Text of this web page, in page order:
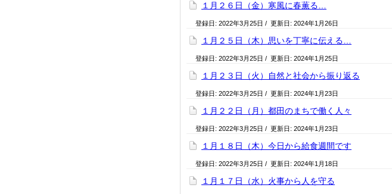
１月２６日（金）寒風に春薫る…
登録日: 2022年3月25日 / 更新日: 2024年1月26日
１月２５日（木）思いを丁寧に伝える…
登録日: 2022年3月25日 / 更新日: 2024年1月25日
１月２３日（火）自然と社会から振り返る
登録日: 2022年3月25日 / 更新日: 2024年1月23日
１月２２日（月）都田のまちで働く人々
登録日: 2022年3月25日 / 更新日: 2024年1月23日
１月１８日（木）今日から給食週間です
登録日: 2022年3月25日 / 更新日: 2024年1月18日
１月１７日（水）火事から人を守る